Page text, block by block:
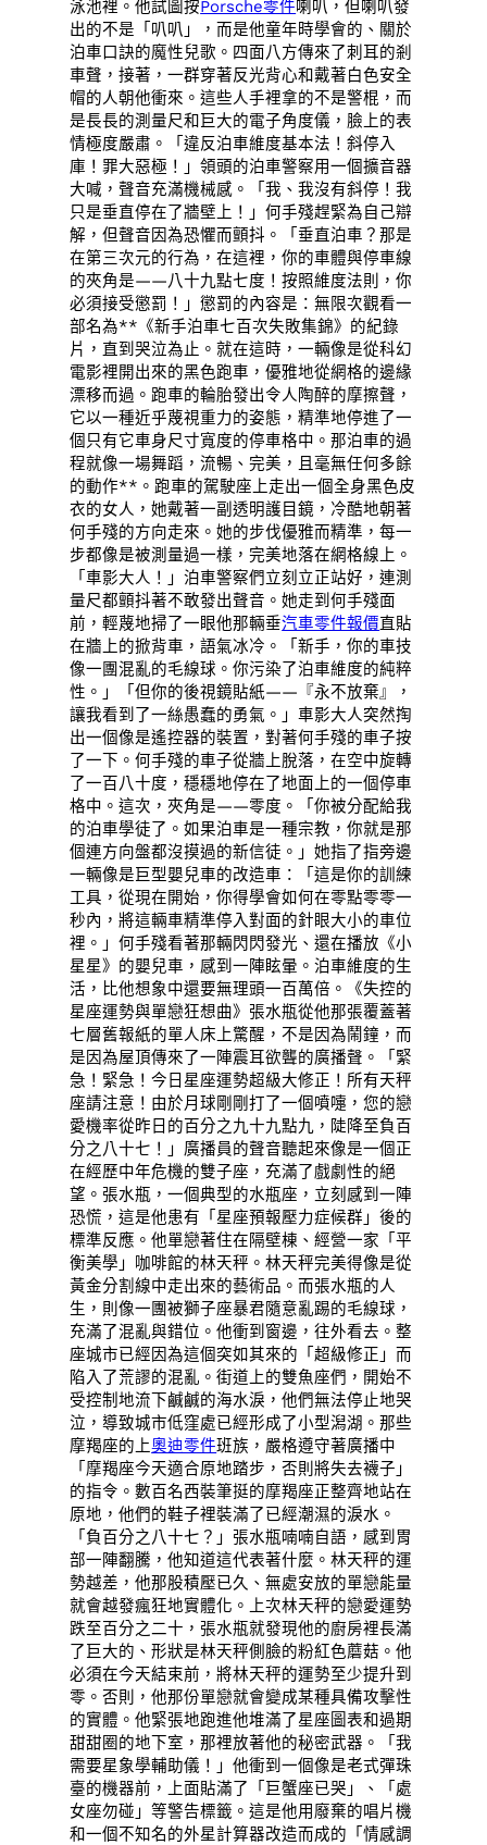
泳池裡。他試圖按Porsche零件喇叭，但喇叭發
出的不是「叭叭」，而是他童年時學會的、關於
泊車口訣的魔性兒歌。四面八方傳來了刺耳的剎
車聲，接著，一群穿著反光背心和戴著白色安全
帽的人朝他衝來。這些人手裡拿的不是警棍，而
是長長的測量尺和巨大的電子角度儀，臉上的表
情極度嚴肅。「違反泊車維度基本法！斜停入
庫！罪大惡極！」領頭的泊車警察用一個擴音器
大喊，聲音充滿機械感。「我、我沒有斜停！我
只是垂直停在了牆壁上！」何手殘趕緊為自己辯
解，但聲音因為恐懼而顫抖。「垂直泊車？那是
在第三次元的行為，在這裡，你的車體與停車線
的夾角是——八十九點七度！按照維度法則，你
必須接受懲罰！」懲罰的內容是：無限次觀看一
部名為**《新手泊車七百次失敗集錦》的紀錄
片，直到哭泣為止。就在這時，一輛像是從科幻
電影裡開出來的黑色跑車，優雅地從網格的邊緣
漂移而過。跑車的輪胎發出令人陶醉的摩擦聲，
它以一種近乎蔑視重力的姿態，精準地停進了一
個只有它車身尺寸寬度的停車格中。那泊車的過
程就像一場舞蹈，流暢、完美，且毫無任何多餘
的動作**。跑車的駕駛座上走出一個全身黑色皮
衣的女人，她戴著一副透明護目鏡，冷酷地朝著
何手殘的方向走來。她的步伐優雅而精準，每一
步都像是被測量過一樣，完美地落在網格線上。
「車影大人！」泊車警察們立刻立正站好，連測
量尺都顫抖著不敢發出聲音。她走到何手殘面
前，輕蔑地掃了一眼他那輛垂汽車零件報價直貼
在牆上的掀背車，語氣冰冷。「新手，你的車技
像一團混亂的毛線球。你污染了泊車維度的純粹
性。」「但你的後視鏡貼紙——『永不放棄』，
讓我看到了一絲愚蠢的勇氣。」車影大人突然掏
出一個像是遙控器的裝置，對著何手殘的車子按
了一下。何手殘的車子從牆上脫落，在空中旋轉
了一百八十度，穩穩地停在了地面上的一個停車
格中。這次，夾角是——零度。「你被分配給我
的泊車學徒了。如果泊車是一種宗教，你就是那
個連方向盤都沒摸過的新信徒。」她指了指旁邊
一輛像是巨型嬰兒車的改造車：「這是你的訓練
工具，從現在開始，你得學會如何在零點零零一
秒內，將這輛車精準停入對面的針眼大小的車位
裡。」何手殘看著那輛閃閃發光、還在播放《小
星星》的嬰兒車，感到一陣眩暈。泊車維度的生
活，比他想象中還要無理頭一百萬倍。《失控的
星座運勢與單戀狂想曲》張水瓶從他那張覆蓋著
七層舊報紙的單人床上驚醒，不是因為鬧鐘，而
是因為屋頂傳來了一陣震耳欲聾的廣播聲。「緊
急！緊急！今日星座運勢超級大修正！所有天秤
座請注意！由於月球剛剛打了一個噴嚏，您的戀
愛機率從昨日的百分之九十九點九，陡降至負百
分之八十七！」廣播員的聲音聽起來像是一個正
在經歷中年危機的雙子座，充滿了戲劇性的絕
望。張水瓶，一個典型的水瓶座，立刻感到一陣
恐慌，這是他患有「星座預報壓力症候群」後的
標準反應。他單戀著住在隔壁棟、經營一家「平
衡美學」咖啡館的林天秤。林天秤完美得像是從
黃金分割線中走出來的藝術品。而張水瓶的人
生，則像一團被獅子座暴君隨意亂踢的毛線球，
充滿了混亂與錯位。他衝到窗邊，往外看去。整
座城市已經因為這個突如其來的「超級修正」而
陷入了荒謬的混亂。街道上的雙魚座們，開始不
受控制地流下鹹鹹的海水淚，他們無法停止地哭
泣，導致城市低窪處已經形成了小型潟湖。那些
摩羯座的上奧迪零件班族，嚴格遵守著廣播中
「摩羯座今天適合原地踏步，否則將失去襪子」
的指令。數百名西裝筆挺的摩羯座正整齊地站在
原地，他們的鞋子裡裝滿了已經潮濕的淚水。
「負百分之八十七？」張水瓶喃喃自語，感到胃
部一陣翻騰，他知道這代表著什麼。林天秤的運
勢越差，他那股積壓已久、無處安放的單戀能量
就會越發瘋狂地實體化。上次林天秤的戀愛運勢
跌至百分之二十，張水瓶就發現他的廚房裡長滿
了巨大的、形狀是林天秤側臉的粉紅色蘑菇。他
必須在今天結束前，將林天秤的運勢至少提升到
零。否則，他那份單戀就會變成某種具備攻擊性
的實體。他緊張地跑進他堆滿了星座圖表和過期
甜甜圈的地下室，那裡放著他的秘密武器。「我
需要星象學輔助儀！」他衝到一個像是老式彈珠
臺的機器前，上面貼滿了「巨蟹座已哭」、「處
女座勿碰」等警告標籤。這是他用廢棄的唱片機
和一個不知名的外星計算器改造而成的「情感調